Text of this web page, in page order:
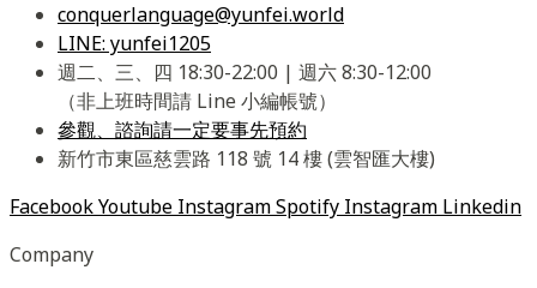
conquerlanguage@yunfei.world
LINE: yunfei1205
週二、三、四 18:30-22:00 | 週六 8:30-12:00
（非上班時間請 Line 小編帳號）
參觀、諮詢請一定要事先預約
新竹市東區慈雲路 118 號 14 樓 (雲智匯大樓)
FacebookYoutube InstagramSpotify Instagram Linkedin
Company